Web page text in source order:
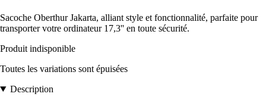
Sacoche Oberthur Jakarta, alliant style et fonctionnalité, parfaite pour
transporter votre ordinateur 17,3'' en toute sécurité.
Produit indisponible
Toutes les variations sont épuisées
Description